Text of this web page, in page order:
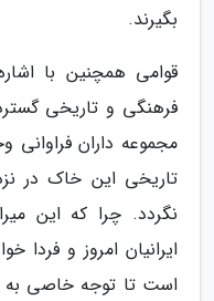
بگیرند.
قوامی همچنین با
فرهنگی و تاریخی
مجموعه داران فراوانی
تاریخی این خاک در
نگردد. چرا که این
ایرانیان امروز و فردا
است تا توجه خاصی به